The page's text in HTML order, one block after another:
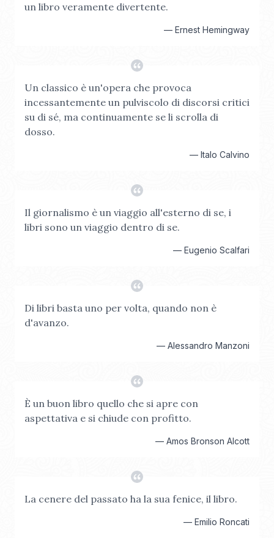
un libro veramente divertente.
— Ernest Hemingway
Un classico è un'opera che provoca
incessantemente un pulviscolo di discorsi critici
su di sé, ma continuamente se li scrolla di
dosso.
— Italo Calvino
Il giornalismo è un viaggio all'esterno di se, i
libri sono un viaggio dentro di se.
— Eugenio Scalfari
Di libri basta uno per volta, quando non è
d'avanzo.
— Alessandro Manzoni
È un buon libro quello che si apre con
aspettativa e si chiude con profitto.
— Amos Bronson Alcott
La cenere del passato ha la sua fenice, il libro.
— Emilio Roncati